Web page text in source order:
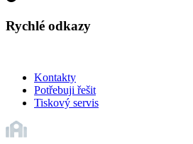
Rychlé odkazy
Kontakty
Potřebuji řešit
Tiskový servis